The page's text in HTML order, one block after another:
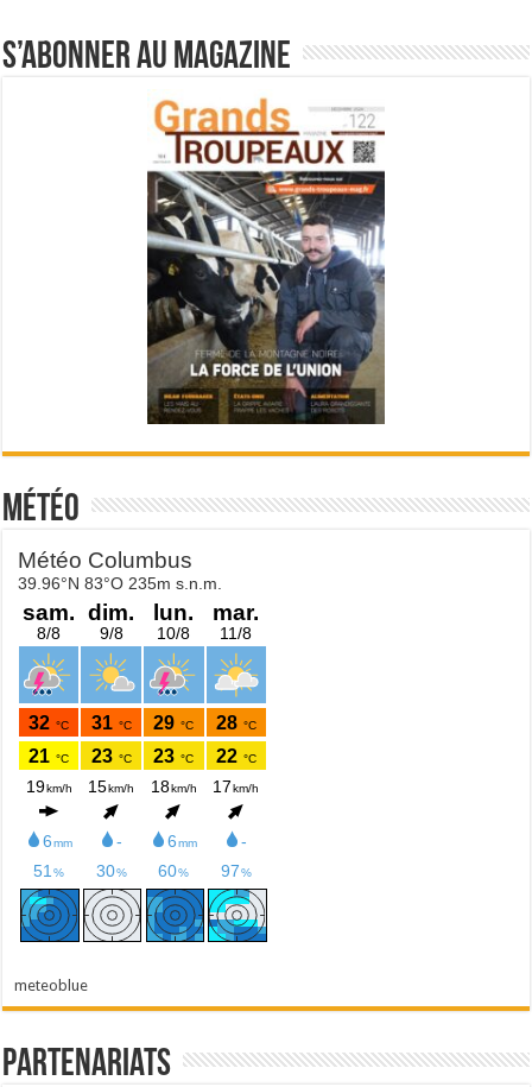
S’abonner au magazine
Météo
meteoblue
Partenariats